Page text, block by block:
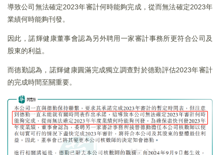
導致公司無法確定2023年審計何時能夠完成，從而無法確定2023年
業績何時能夠刊發。
因此，諾輝健康董事會認為另外聘用一家審計事務所更符合公司及
股東的利益。
而德勤認為，諾輝健康圓滿完成獨立調查對於德勤評估2023年審計
的完成時間至關重要。